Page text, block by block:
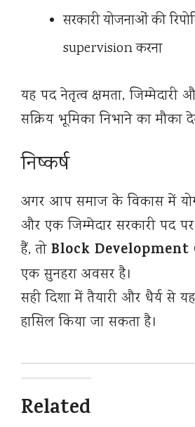
सरकारी योजनाओं की
supervision करना
यह पद नेतृत्व क्षमता,
सक्रिय भूमिका निभाने का मौका
निष्कर्ष
अगर आप समाज के विकास में
और एक जिम्मेदार सरकारी पद पर
हैं, तो Block
एक सुनहरा अवसर है।
सही दिशा में तैयारी और धैर्य से
हासिल किया जा सकता है।
Related